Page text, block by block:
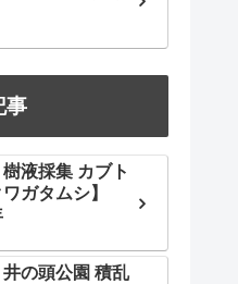
事
樹液採集 カブト
ガタムシ】
の頭公園 積乱